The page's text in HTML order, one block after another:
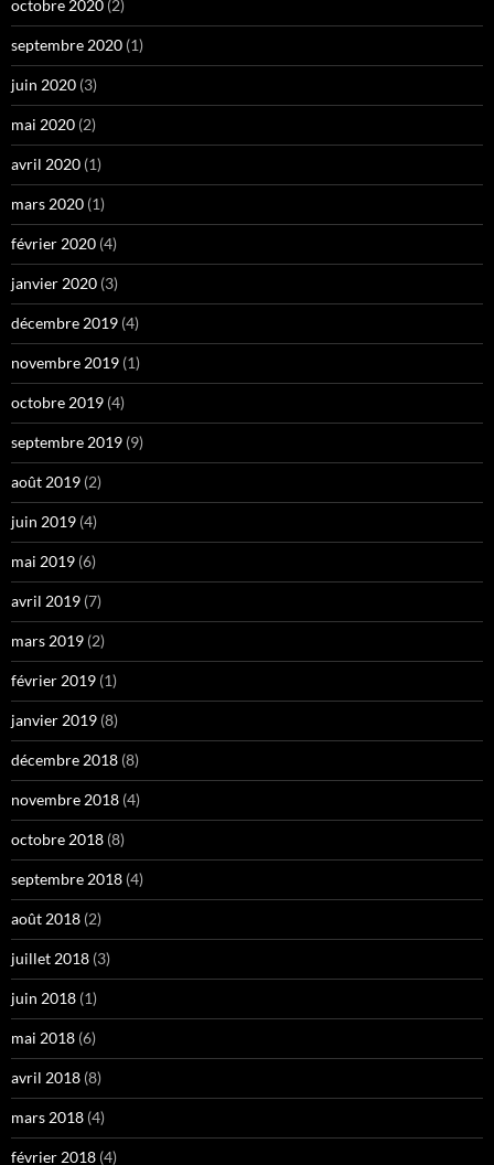
octobre 2020 (2)
septembre 2020 (1)
juin 2020 (3)
mai 2020 (2)
avril 2020 (1)
mars 2020 (1)
février 2020 (4)
janvier 2020 (3)
décembre 2019 (4)
novembre 2019 (1)
octobre 2019 (4)
septembre 2019 (9)
août 2019 (2)
juin 2019 (4)
mai 2019 (6)
avril 2019 (7)
mars 2019 (2)
février 2019 (1)
janvier 2019 (8)
décembre 2018 (8)
novembre 2018 (4)
octobre 2018 (8)
septembre 2018 (4)
août 2018 (2)
juillet 2018 (3)
juin 2018 (1)
mai 2018 (6)
avril 2018 (8)
mars 2018 (4)
février 2018 (4)